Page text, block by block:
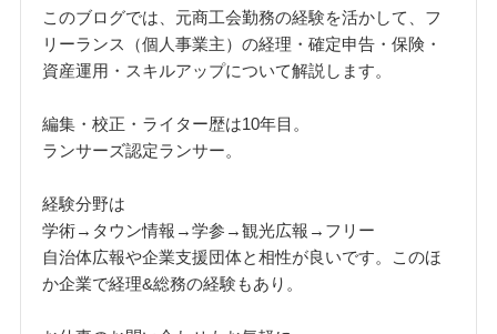
このブログでは、元商工会勤務の経験を活かして、フ
リーランス（個人事業主）の経理・確定申告・保険・
資産運用・スキルアップについて解説します。
編集・校正・ライター歴は10年目。
ランサーズ認定ランサー。
経験分野は
学術→タウン情報→学参→観光広報→フリー
自治体広報や企業支援団体と相性が良いです。このほ
か企業で経理&総務の経験もあり。